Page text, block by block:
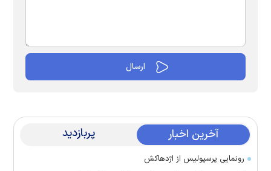
آخرین اخبار پربازدید
رونمایی پرسپولیس از اژدهاکش